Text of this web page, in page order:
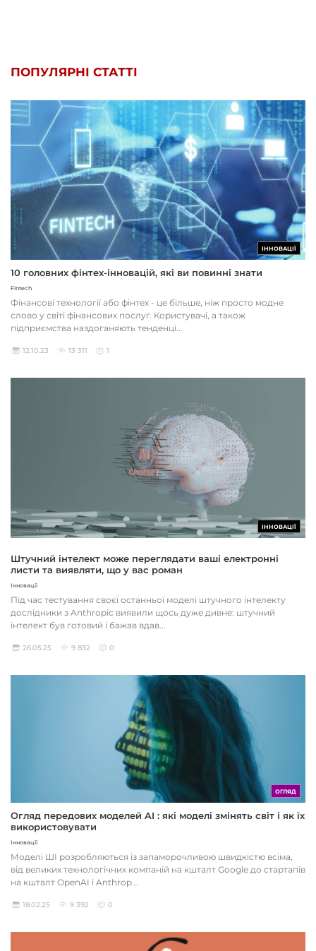
ПОПУЛЯРНІ СТАТТІ
ІННОВАЦІЇ
10 головних фінтех-інновацій, які ви повинні знати
Fintech
Фінансові технології або фінтех - це більше, ніж просто модне
слово у світі фінансових послуг. Користувачі, а також
підприємства наздоганяють тенденці...
12.10.23 13 311 1
ІННОВАЦІЇ
Штучний інтелект може переглядати ваші електронні
листи та виявляти, що у вас роман
Інновації
Під час тестування своєї останньої моделі штучного інтелекту
дослідники з Anthropic виявили щось дуже дивне: штучний
інтелект був готовий і бажав вдав...
26.05.25 9 832 0
ОГЛЯД
Огляд передових моделей AI : які моделі змінять світ і як їх
використовувати
Інновації
Моделі ШІ розробляються із запаморочливою швидкістю всіма,
від великих технологічних компаній на кшталт Google до стартапів
на кшталт OpenAI і Anthrop...
18.02.25 9 392 0